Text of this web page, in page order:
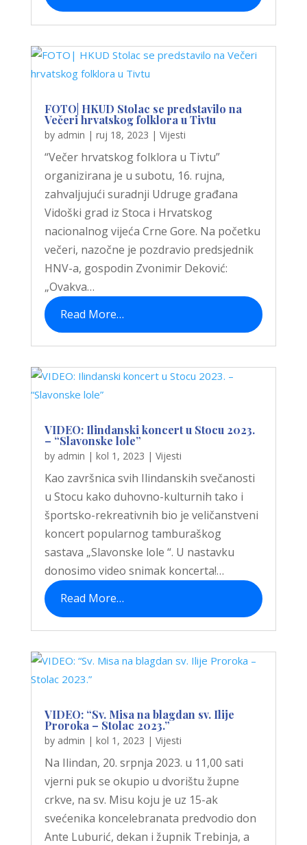
FOTO| HKUD Stolac se predstavilo na
Večeri hrvatskog folklora u Tivtu
by admin | ruj 18, 2023 | Vijesti
“Večer hrvatskog folklora u Tivtu”
organizirana je u subotu, 16. rujna,
zahvaljujući suradnji Udruge građana
Vidoški grad iz Stoca i Hrvatskog
nacionalnog vijeća Crne Gore. Na početku
večeri, nazočne je pozdravio predsjednik
HNV-a, gospodin Zvonimir Deković:
„Ovakva…
Read More…
VIDEO: Ilindanski koncert u Stocu 2023.
– “Slavonske lole”
by admin | kol 1, 2023 | Vijesti
Kao završnica svih Ilindanskih svečanosti
u Stocu kako duhovno-kulturnih tako i
športsko-rekreativnih bio je veličanstveni
koncert popularnog tamburaškog
sastava „Slavonske lole “. U nastavku
donosimo video snimak koncerta!…
Read More…
VIDEO: “Sv. Misa na blagdan sv. Ilije
Proroka – Stolac 2023.”
by admin | kol 1, 2023 | Vijesti
Na Ilindan, 20. srpnja 2023. u 11,00 sati
vjerni puk se okupio u dvorištu župne
crkve, na sv. Misu koju je uz 15-ak
svećenika koncelebranata predvodio don
Ante Luburić, dekan i župnik Trebinja, a